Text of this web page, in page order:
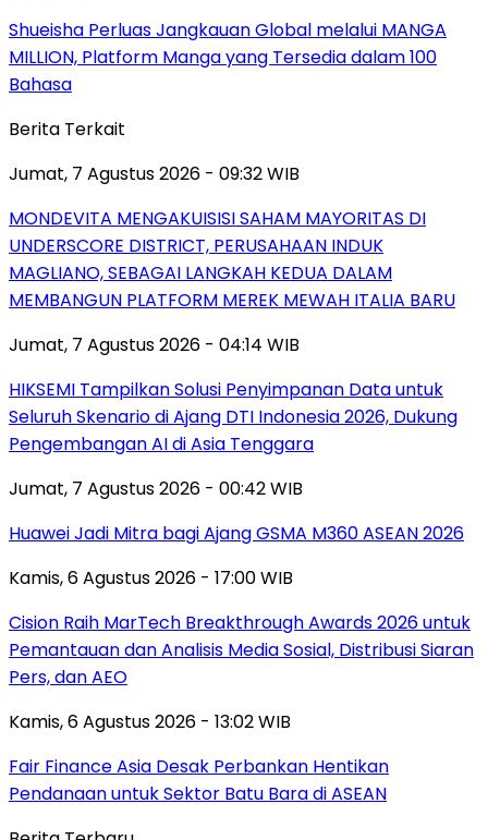
Shueisha Perluas Jangkauan Global melalui MANGA
MILLION, Platform Manga yang Tersedia dalam 100
Bahasa
Berita Terkait
Jumat, 7 Agustus 2026 - 09:32 WIB
MONDEVITA MENGAKUISISI SAHAM MAYORITAS DI
UNDERSCORE DISTRICT, PERUSAHAAN INDUK
MAGLIANO, SEBAGAI LANGKAH KEDUA DALAM
MEMBANGUN PLATFORM MEREK MEWAH ITALIA BARU
Jumat, 7 Agustus 2026 - 04:14 WIB
HIKSEMI Tampilkan Solusi Penyimpanan Data untuk
Seluruh Skenario di Ajang DTI Indonesia 2026, Dukung
Pengembangan AI di Asia Tenggara
Jumat, 7 Agustus 2026 - 00:42 WIB
Huawei Jadi Mitra bagi Ajang GSMA M360 ASEAN 2026
Kamis, 6 Agustus 2026 - 17:00 WIB
Cision Raih MarTech Breakthrough Awards 2026 untuk
Pemantauan dan Analisis Media Sosial, Distribusi Siaran
Pers, dan AEO
Kamis, 6 Agustus 2026 - 13:02 WIB
Fair Finance Asia Desak Perbankan Hentikan
Pendanaan untuk Sektor Batu Bara di ASEAN